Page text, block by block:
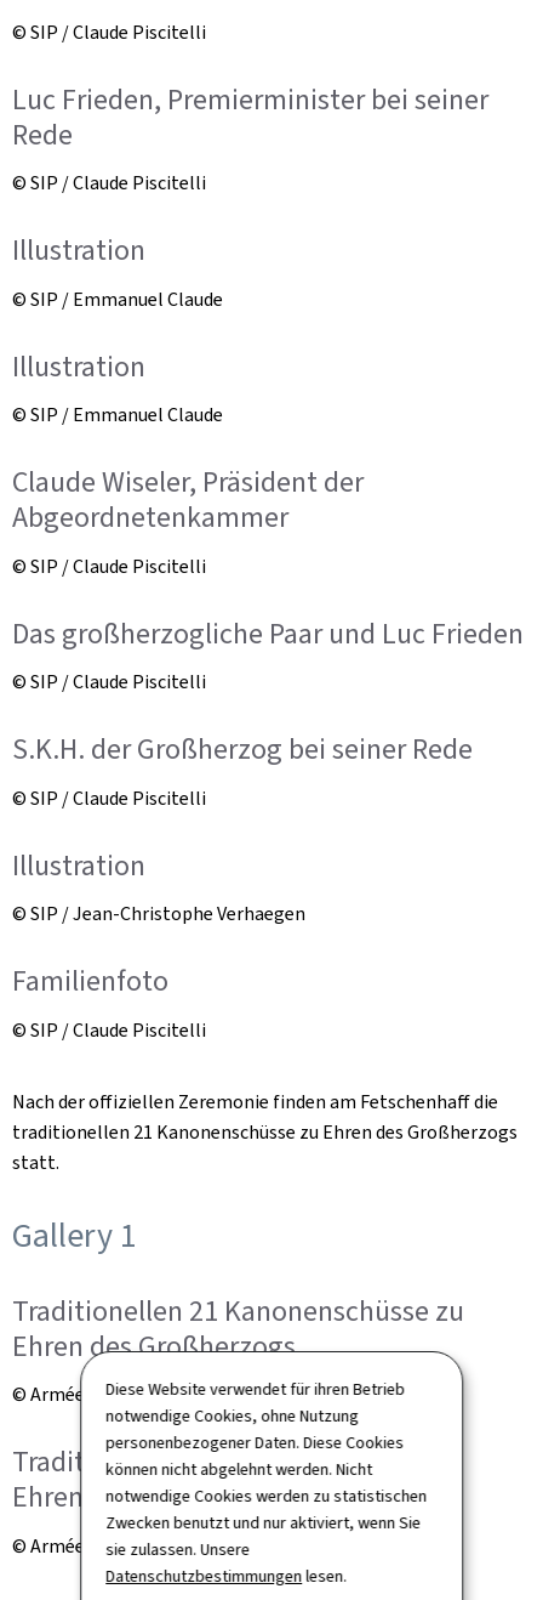
Diese Website verwendet für ihren Betrieb
notwendige Cookies, ohne Nutzung
personenbezogener Daten. Diese Cookies
können nicht abgelehnt werden. Nicht
notwendige Cookies werden zu statistischen
Zwecken benutzt und nur aktiviert, wenn Sie
sie zulassen. Unsere
Datenschutzbestimmungenlesen.
© SIP / Claude Piscitelli
Luc Frieden, Premierminister bei seiner
Rede
© SIP / Claude Piscitelli
Illustration
© SIP / Emmanuel Claude
Illustration
© SIP / Emmanuel Claude
Claude Wiseler, Präsident der
Abgeordnetenkammer
© SIP / Claude Piscitelli
Das großherzogliche Paar und Luc Frieden
© SIP / Claude Piscitelli
S.K.H. der Großherzog bei seiner Rede
© SIP / Claude Piscitelli
Illustration
© SIP / Jean-Christophe Verhaegen
Familienfoto
© SIP / Claude Piscitelli
Nach der offiziellen Zeremonie finden am Fetschenhaffdie
traditionellen 21 Kanonenschüsse zu Ehren des Großherzogs
statt.
Gallery 1
Traditionellen 21 Kanonenschüsse zu
Ehren des Großherzogs
© Armée luxembourgeoise
Traditionellen 21 Kanonenschüsse zu
Ehren des Großherzogs
© Armée luxembourgeoise